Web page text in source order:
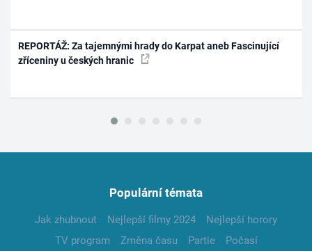
REPORTÁŽ: Za tajemnými hrady do Karpat aneb Fascinující
zříceniny u českých hranic
Populární témata
Jak zhubnout Nejlepší filmy 2024
Nejlepší horory
TV program
Změna času Partie
Počasí